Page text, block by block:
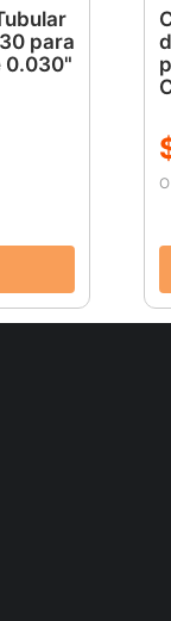
para
0.030"
O